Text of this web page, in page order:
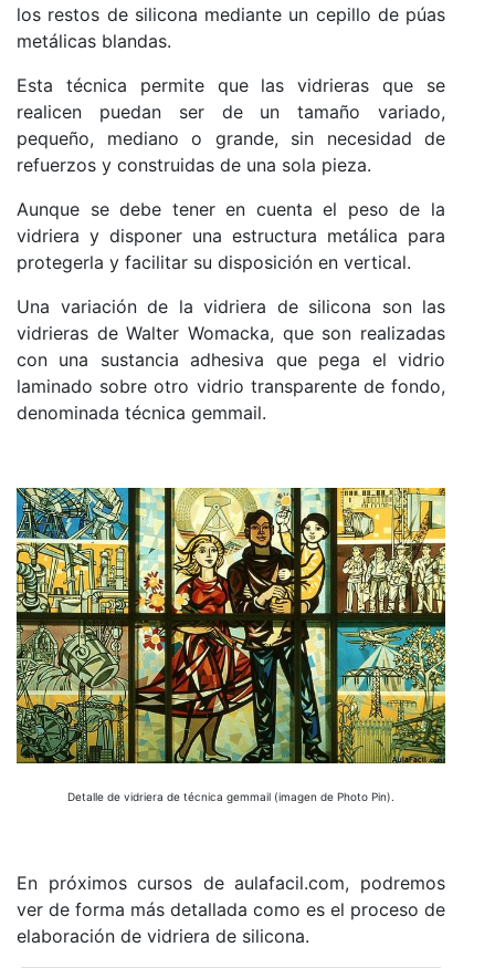
los restos de silicona mediante un cepillo de púas
metálicas blandas.
Esta técnica permite que las vidrieras que se
realicen puedan ser de un tamaño variado,
pequeño, mediano o grande, sin necesidad de
refuerzos y construidas de una sola pieza.
Aunque se debe tener en cuenta el peso de la
vidriera y disponer una estructura metálica para
protegerla y facilitar su disposición en vertical.
Una variación de la vidriera de silicona son las
vidrieras de Walter Womacka, que son realizadas
con una sustancia adhesiva que pega el vidrio
laminado sobre otro vidrio transparente de fondo,
denominada técnica gemmail.
Detalle de vidriera de técnica gemmail (imagen de Photo Pin).
En próximos cursos de aulafacil.com, podremos
ver de forma más detallada como es el proceso de
elaboración de vidriera de silicona.